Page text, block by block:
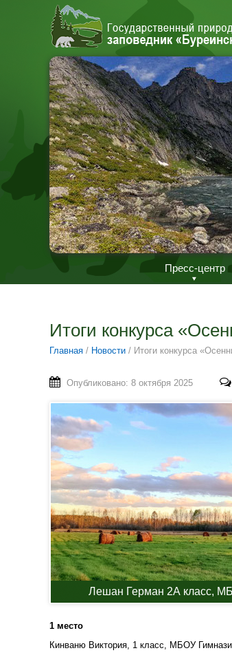
Пресс-центр
Итоги конкурса
Главная / Новости / Итоги конкурса
Опубликовано: 8 октября 2025
Лешан Герман 2А класс,
1 место
Кинваню Виктория, 1 класс, МБОУ